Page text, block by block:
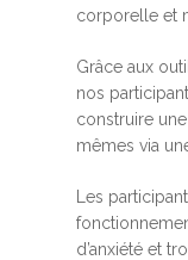
corporelle et
Grâce aux
nos
construire
mêmes via
Les
d’anxiété et